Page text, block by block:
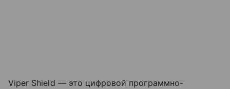
Viper Shield — это цифровой программно-